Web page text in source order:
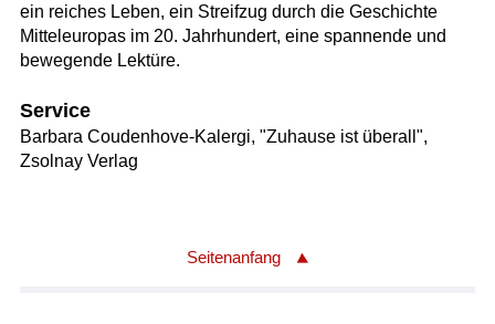
ein reiches Leben, ein Streifzug durch die Geschichte
Mitteleuropas im 20. Jahrhundert, eine spannende und
bewegende Lektüre.
Service
Barbara Coudenhove-Kalergi, "Zuhause ist überall",
Zsolnay Verlag
Seitenanfang